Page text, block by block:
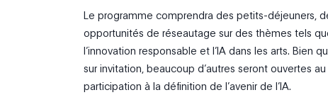
Le programme comprendra des petits-déjeuners,
opportunités de réseautage sur des thèmes tels
l’innovation responsable et l’IA dans les arts. Bien
sur invitation, beaucoup d’autres seront ouvertes
participation à la définition de l’avenir de l’IA.